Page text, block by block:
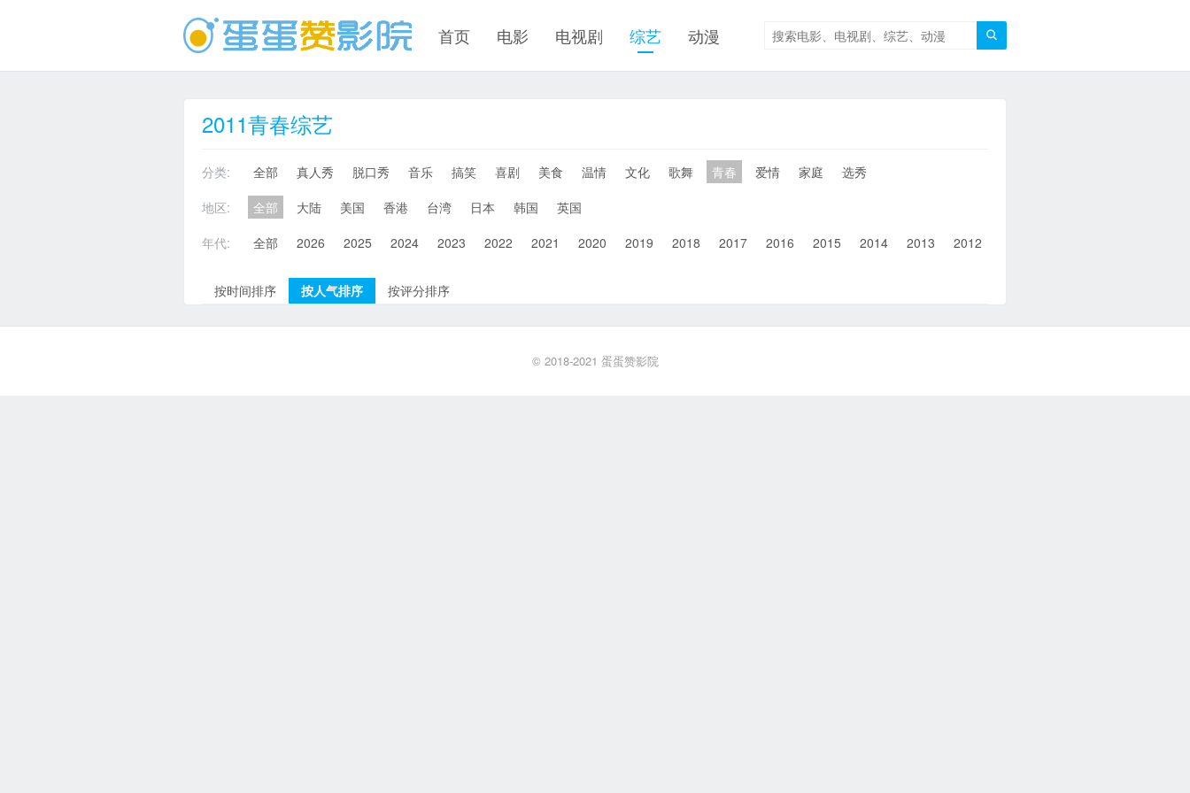

首页 电影 电视剧 综艺 动漫
2011青春综艺
分类: 全部 真人秀 脱口秀 音乐 搞笑 喜剧 美食 温情 文化 歌舞 青春 爱情 家庭
选秀
地区:
全部 大陆 美国 香港 台湾 日本 韩国
英国
年代:
全部 2026 2025 2024 2023 2022 2021 2020 2019 2018 2017 2016 2015 2014 2013 2012
按时间排序 按人气排序 按评分排序
© 2018-2021 蛋蛋赞影院